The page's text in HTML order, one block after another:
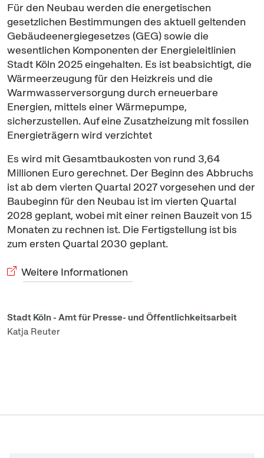
Für den Neubau werden die energetischen
gesetzlichen Bestimmungen des aktuell geltenden
Gebäudeenergiegesetzes (GEG) sowie die
wesentlichen Komponenten der Energieleitlinien
Stadt Köln 2025 eingehalten. Es ist beabsichtigt, die
Wärmeerzeugung für den Heizkreis und die
Warmwasserversorgung durch erneuerbare
Energien, mittels einer Wärmepumpe,
sicherzustellen. Auf eine Zusatzheizung mit fossilen
Energieträgern wird verzichtet
Es wird mit Gesamtbaukosten von rund 3,64
Millionen Euro gerechnet. Der Beginn des Abbruchs
ist ab dem vierten Quartal 2027 vorgesehen und der
Baubeginn für den Neubau ist im vierten Quartal
2028 geplant, wobei mit einer reinen Bauzeit von 15
Monaten zu rechnen ist. Die Fertigstellung ist bis
zum ersten Quartal 2030 geplant.
Weitere Informationen
Stadt Köln - Amt für Presse- und Öffentlichkeitsarbeit
Katja Reuter